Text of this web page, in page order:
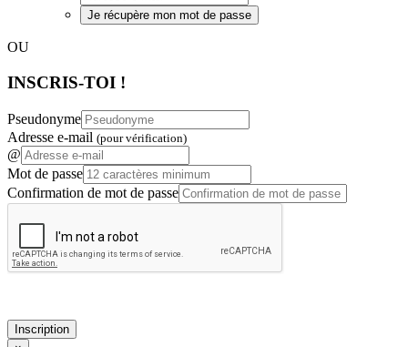
Je récupère mon mot de passe
OU
INSCRIS-TOI !
Pseudonyme
Adresse e-mail (pour vérification)
@
Mot de passe
Confirmation de mot de passe
Inscription